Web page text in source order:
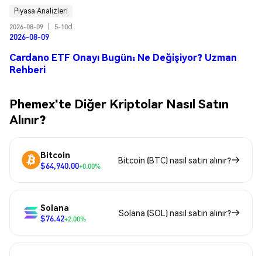
Piyasa Analizleri
2026-08-09
5-10d
2026-08-09
Cardano ETF Onayı Bugün: Ne Değişiyor? Uzman
Rehberi
Phemex'te Diğer Kriptolar Nasıl Satın
Alınır?
Bitcoin
$64,940.00+0.00%
Bitcoin (BTC) nasıl satın alınır?
Solana
$76.42+2.00%
Solana (SOL) nasıl satın alınır?